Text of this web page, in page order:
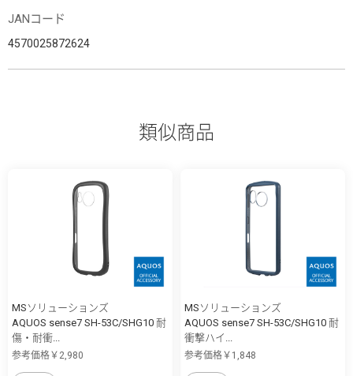
JANコード
4570025872624
類似商品
MSソリューションズ
AQUOS sense7 SH-53C/SHG10 耐
傷・耐衝...
参考価格￥2,980
MSソリューションズ
AQUOS sense7 SH-53C/SHG10 耐
衝撃ハイ...
参考価格￥1,848